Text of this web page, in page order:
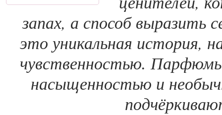
запах, а способ выразить
это уникальная история,
чувственностью.
насыщенностью и